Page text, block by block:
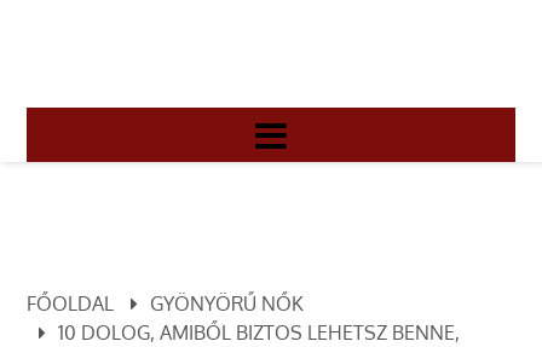
FŐOLDAL
GYÖNYÖRŰ NŐK
10 DOLOG, AMIBŐL BIZTOS LEHETSZ BENNE,